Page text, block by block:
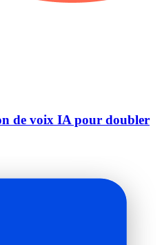
de voix IA pour doubler